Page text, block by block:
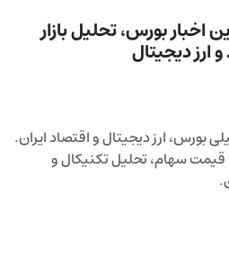
بورس، تحلیل بازار
ارز دیجیتال
بورس، ارز دیجیتال و اقتصاد ایران.
قیمت سهام، تحلیل تکنیکال و